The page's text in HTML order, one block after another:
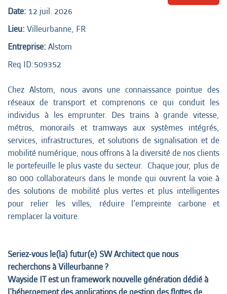
Date: 12 juil. 2026
Lieu: Villeurbanne, FR
Entreprise: Alstom
Req ID:509352
Chez Alstom, nous avons une connaissance pointue des
réseaux de transport et comprenons ce qui conduit les
individus à les emprunter. Des trains à grande vitesse,
métros, monorails et tramways aux systèmes intégrés,
services, infrastructures, et solutions de signalisation et de
mobilité numérique, nous offrons à la diversité de nos clients
le portefeuille le plus vaste du secteur. Chaque jour, plus de
80 000 collaborateurs dans le monde qui ouvrent la voie à
des solutions de mobilité plus vertes et plus intelligentes
pour relier les villes, réduire l’empreinte carbone et
remplacer la voiture.
Seriez-vous le(la) futur(e) SW Architect que nous
recherchons à Villeurbanne ?
Wayside IT est un framework nouvelle génération dédié à